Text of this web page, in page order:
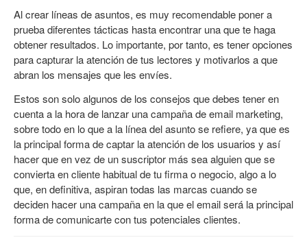
Al crear líneas de asuntos, es muy recomendable poner a
prueba diferentes tácticas hasta encontrar una que te haga
obtener resultados. Lo importante, por tanto, es tener opciones
para capturar la atención de tus lectores y motivarlos a que
abran los mensajes que les envíes.
Estos son solo algunos de los consejos que debes tener en
cuenta a la hora de lanzar una campaña de email marketing,
sobre todo en lo que a la línea del asunto se refiere, ya que es
la principal forma de captar la atención de los usuarios y así
hacer que en vez de un suscriptor más sea alguien que se
convierta en cliente habitual de tu firma o negocio, algo a lo
que, en definitiva, aspiran todas las marcas cuando se
deciden hacer una campaña en la que el email será la principal
forma de comunicarte con tus potenciales clientes.